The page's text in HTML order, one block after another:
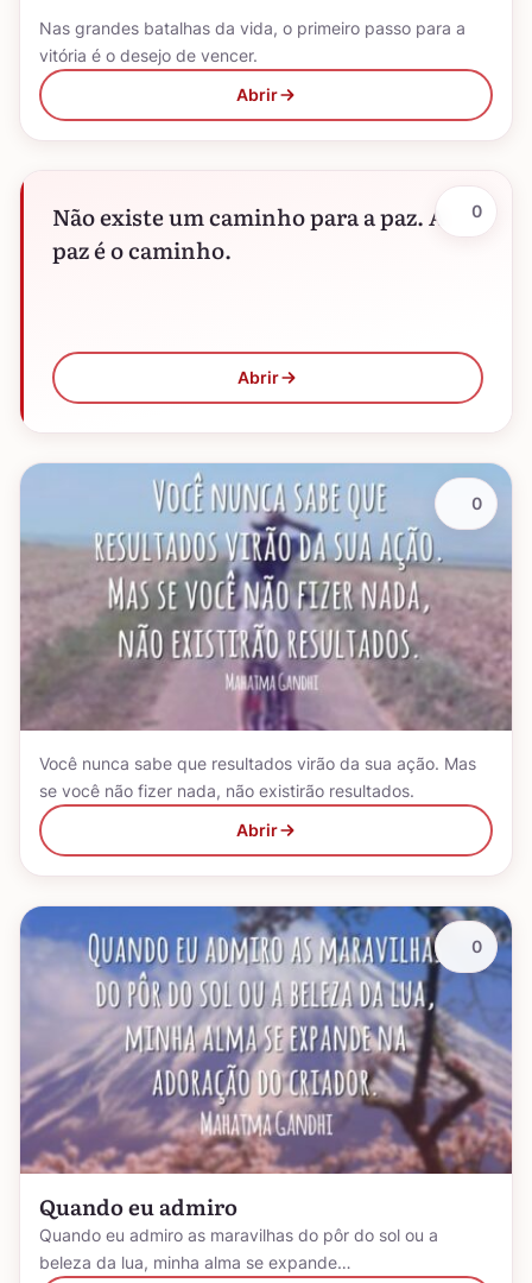
Nas grandes batalhas da vida, o primeiro passo para a
vitória é o desejo de vencer.
Abrir
Não existe um caminho para a paz. A
paz é o caminho.
Abrir
0
Você nunca sabe que resultados virão da sua ação. Mas
se você não fizer nada, não existirão resultados.
Abrir
0
Quando eu admiro
Quando eu admiro as maravilhas do pôr do sol ou a
beleza da lua, minha alma se expande…
0